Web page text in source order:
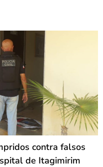
contra falsos
de Itagimirim